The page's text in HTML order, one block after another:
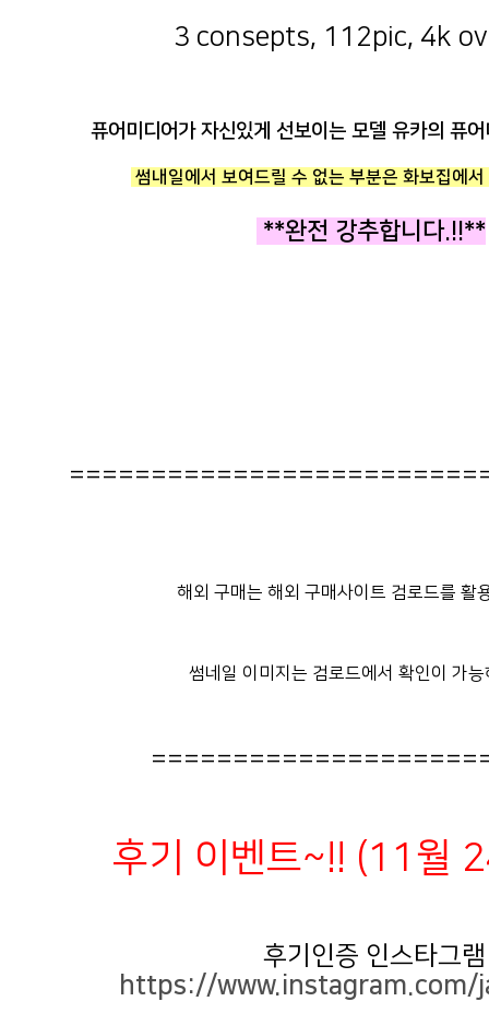
3 consepts, 112pic, 4k
퓨어미디어가 자신있게 선보이는 모델 유카의 퓨
썸내일에서 보여드릴 수 없는 부분은 화보집에
**완전 강추합니다.!!**
해외 구매는 해외 구매사이트 검로드를 활
썸네일 이미지는 검로드에서 확인이 가능
후기 이벤트~!! (11월
후기인증 인스타그램
https://www.instagram.com/